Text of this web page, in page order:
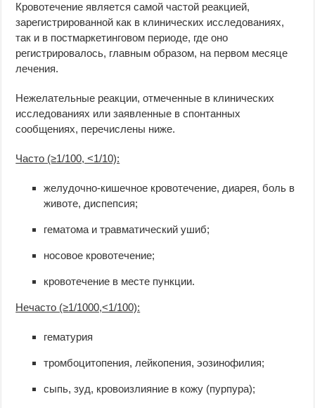
Кровотечение является самой частой реакцией,
зарегистрированной как в клинических исследованиях,
так и в постмаркетинговом периоде, где оно
регистрировалось, главным образом, на первом месяце
лечения.
Нежелательные реакции, отмеченные в клинических
исследованиях или заявленные в спонтанных
сообщениях, перечислены ниже.
Часто (≥1/100, <1/10):
желудочно-кишечное кровотечение, диарея, боль в
животе, диспепсия;
гематома и травматический ушиб;
носовое кровотечение;
кровотечение в месте пункции.
Нечасто (≥1/1000,<1/100):
гематурия
тромбоцитопения, лейкопения, эозинофилия;
сыпь, зуд, кровоизлияние в кожу (пурпура);